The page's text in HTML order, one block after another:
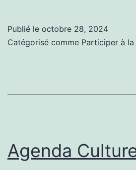
Publié le octobre 28, 2024
Catégorisé comme Participer à
Agenda